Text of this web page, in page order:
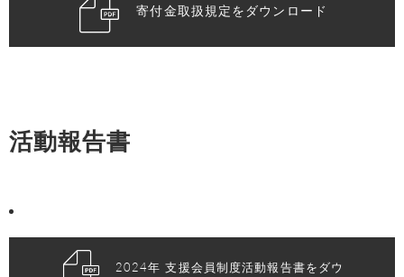
寄付金取扱規定をダウンロード
活動報告書
2024年 支援会員制度活動報告書をダウ